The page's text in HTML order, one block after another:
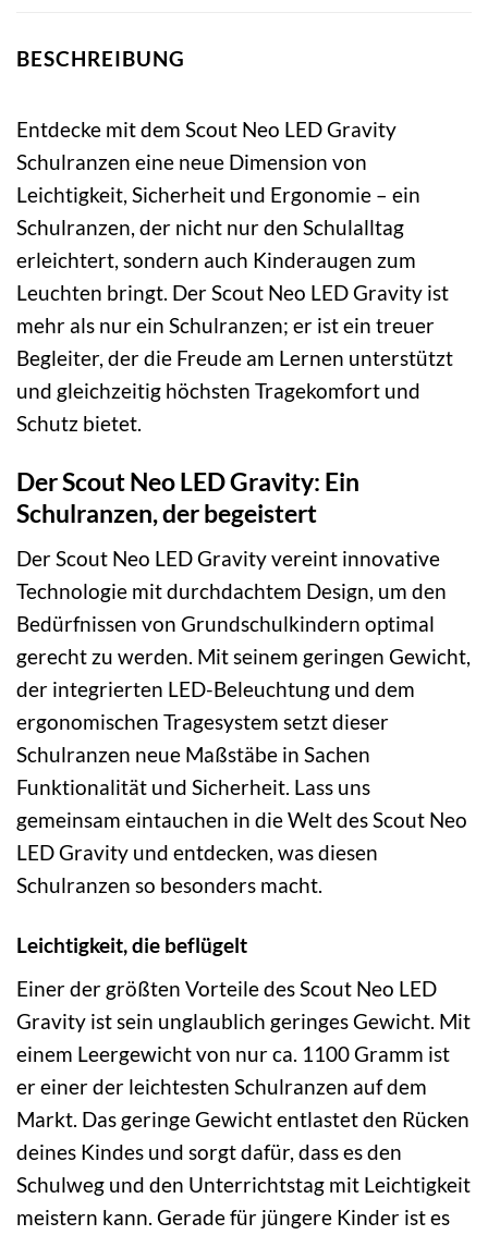
BESCHREIBUNG
Entdecke mit dem Scout Neo LED Gravity
Schulranzen eine neue Dimension von
Leichtigkeit, Sicherheit und Ergonomie – ein
Schulranzen, der nicht nur den Schulalltag
erleichtert, sondern auch Kinderaugen zum
Leuchten bringt. Der Scout Neo LED Gravity ist
mehr als nur ein Schulranzen; er ist ein treuer
Begleiter, der die Freude am Lernen unterstützt
und gleichzeitig höchsten Tragekomfort und
Schutz bietet.
Der Scout Neo LED Gravity: Ein
Schulranzen, der begeistert
Der Scout Neo LED Gravity vereint innovative
Technologie mit durchdachtem Design, um den
Bedürfnissen von Grundschulkindern optimal
gerecht zu werden. Mit seinem geringen Gewicht,
der integrierten LED-Beleuchtung und dem
ergonomischen Tragesystem setzt dieser
Schulranzen neue Maßstäbe in Sachen
Funktionalität und Sicherheit. Lass uns
gemeinsam eintauchen in die Welt des Scout Neo
LED Gravity und entdecken, was diesen
Schulranzen so besonders macht.
Leichtigkeit, die beflügelt
Einer der größten Vorteile des Scout Neo LED
Gravity ist sein unglaublich geringes Gewicht. Mit
einem Leergewicht von nur ca. 1100 Gramm ist
er einer der leichtesten Schulranzen auf dem
Markt. Das geringe Gewicht entlastet den Rücken
deines Kindes und sorgt dafür, dass es den
Schulweg und den Unterrichtstag mit Leichtigkeit
meistern kann. Gerade für jüngere Kinder ist es